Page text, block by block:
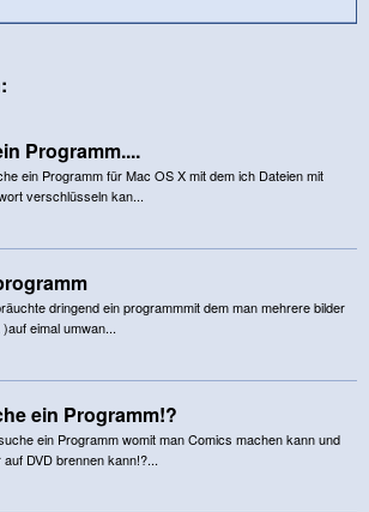
Programm....
ein Programm für Mac OS X mit dem ich Dateien mit
verschlüsseln kan...
dringend ein programmmit dem man mehrere bilder
eimal umwan...
ein Programm!?
ein Programm womit man Comics machen kann und
DVD brennen kann!?...